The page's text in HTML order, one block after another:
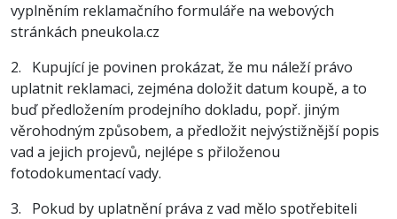
vyplněním reklamačního formuláře na webových
stránkách pneukola.cz
2. Kupující je povinen prokázat, že mu náleží právo
uplatnit reklamaci, zejména doložit datum koupě, a to
buď předložením prodejního dokladu, popř. jiným
věrohodným způsobem, a předložit nejvýstižnější popis
vad a jejich projevů, nejlépe s přiloženou
fotodokumentací vady.
3. Pokud by uplatnění práva z vad mělo spotřebiteli